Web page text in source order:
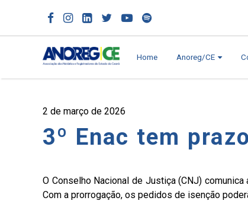
Home Anoreg/CE
2 de março de 2026
3º Enac tem
O Conselho Nacional de Justiça (CNJ)
Com a prorrogação, os pedidos de isenção